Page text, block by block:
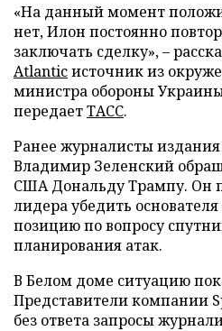
«На данный момент
нет, Илон постоянно
заключать сделку», –
Atlanticисточник из
министра обороны
передаетТАСС.
Ранее журналисты
Владимир Зеленский
США Дональду Трампу. Он
лидера убедить
позицию по вопросу
планирования атак.
В Белом доме ситуацию
Представители компании
без ответа запросы